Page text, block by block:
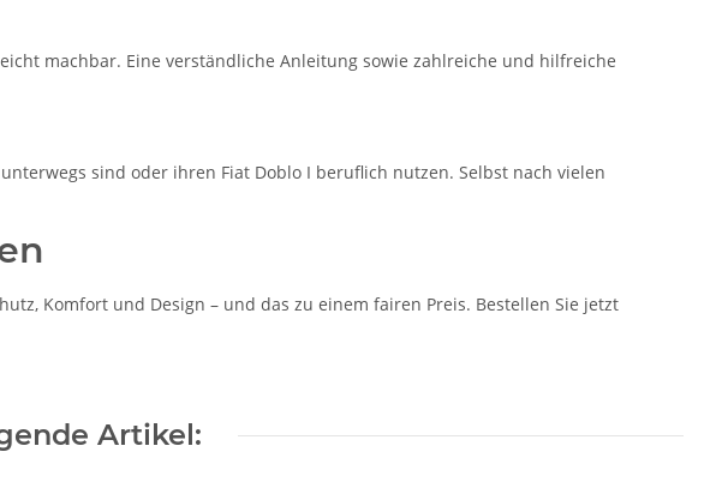
machbar. Eine verständliche Anleitung sowie zahlreiche und hilfreiche
sind oder ihren Fiat Doblo I beruflich nutzen. Selbst nach vielen
Komfort und Design – und das zu einem fairen Preis. Bestellen Sie jetzt
Artikel: